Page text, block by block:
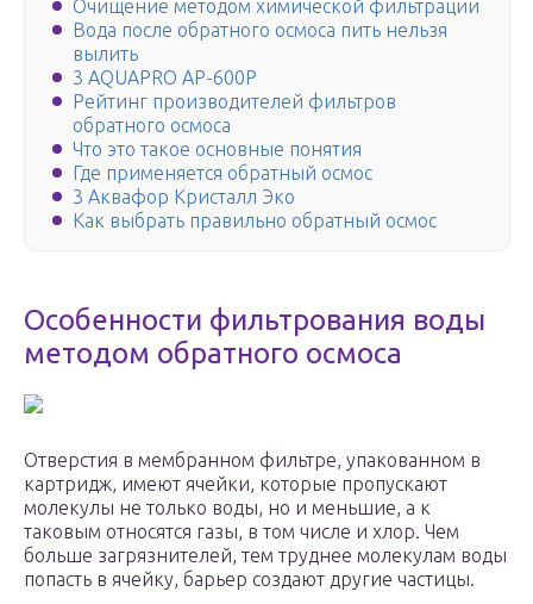
Очищение методом химической фильтрации
Вода после обратного осмоса пить нельзя
вылить
3 AQUAPRO AP-600P
Рейтинг производителей фильтров
обратного осмоса
Что это такое основные понятия
Где применяется обратный осмос
3 Аквафор Кристалл Эко
Как выбрать правильно обратный осмос
Особенности фильтрования воды
методом обратного осмоса
Отверстия в мембранном фильтре, упакованном в
картридж, имеют ячейки, которые пропускают
молекулы не только воды, но и меньшие, а к
таковым относятся газы, в том числе и хлор. Чем
больше загрязнителей, тем труднее молекулам воды
попасть в ячейку, барьер создают другие частицы.